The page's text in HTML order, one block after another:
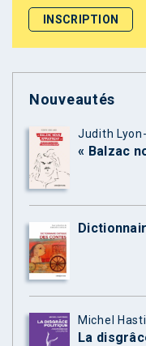
Nouveautés
Judith
« Balzac
Michel
La